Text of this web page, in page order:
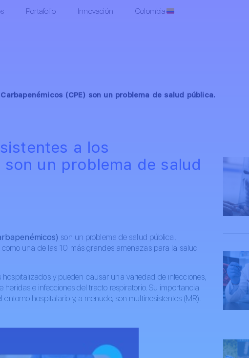
Portafolio Innovación Colombia
(CPE) son un problema de salud pública.
a los
un problema de salud
son un problema de salud pública,
una de las 10 más grandes amenazas para la salud
y pueden causar una variedad de infecciones,
e infecciones del tracto respiratorio. Su importancia
hospitalario y, a menudo, son multirresistentes (MR).